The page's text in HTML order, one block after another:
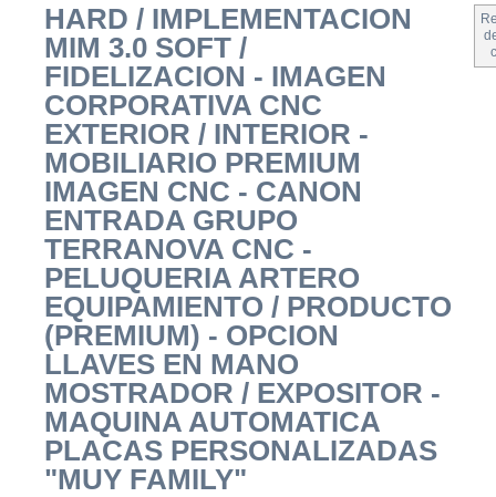
HARD / IMPLEMENTACION
MIM 3.0 SOFT /
FIDELIZACION - IMAGEN
CORPORATIVA CNC
EXTERIOR / INTERIOR -
MOBILIARIO PREMIUM
IMAGEN CNC - CANON
ENTRADA GRUPO
TERRANOVA CNC -
PELUQUERIA ARTERO
EQUIPAMIENTO / PRODUCTO
(PREMIUM) - OPCION
LLAVES EN MANO
MOSTRADOR / EXPOSITOR -
MAQUINA AUTOMATICA
PLACAS PERSONALIZADAS
"MUY FAMILY"